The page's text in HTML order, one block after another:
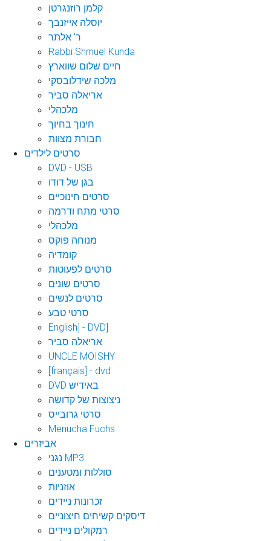
קלמן רוזנגרטן
יוסלה אייזנבך
ר' אלתר
Rabbi Shmuel Kunda
חיים שלום שווארץ
מלכה שידלובסקי
אריאלה סביר
מלכהלי
חינוך בחיוך
חבורת מצוות
סרטים לילדים
DVD - USB
בגן של דודו
סרטים חינוכיים
סרטי מתח ודרמה
מלכהלי
מנוחה פוקס
קומדיה
סרטים לפעוטות
סרטים שונים
סרטים לנשים
סרטי טבע
English] - DVD]
אריאלה סביר
UNCLE MOISHY
[français] - dvd
DVD באידיש
ניצוצות של קדושה
סרטי גרובייס
Menucha Fuchs
אביזרים
נגני MP3
סוללות ומטענים
אוזניות
זכרונות ניידים
דיסקים קשיחים חיצוניים
רמקולים ניידים